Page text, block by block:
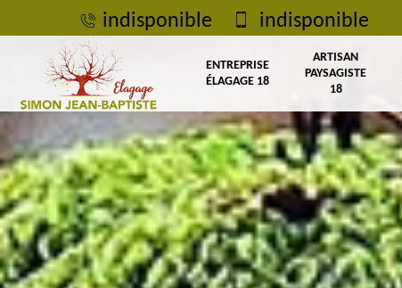
indisponible indisponible
ENTREPRISE
ÉLAGAGE 18
ARTISAN
PAYSAGISTE
18